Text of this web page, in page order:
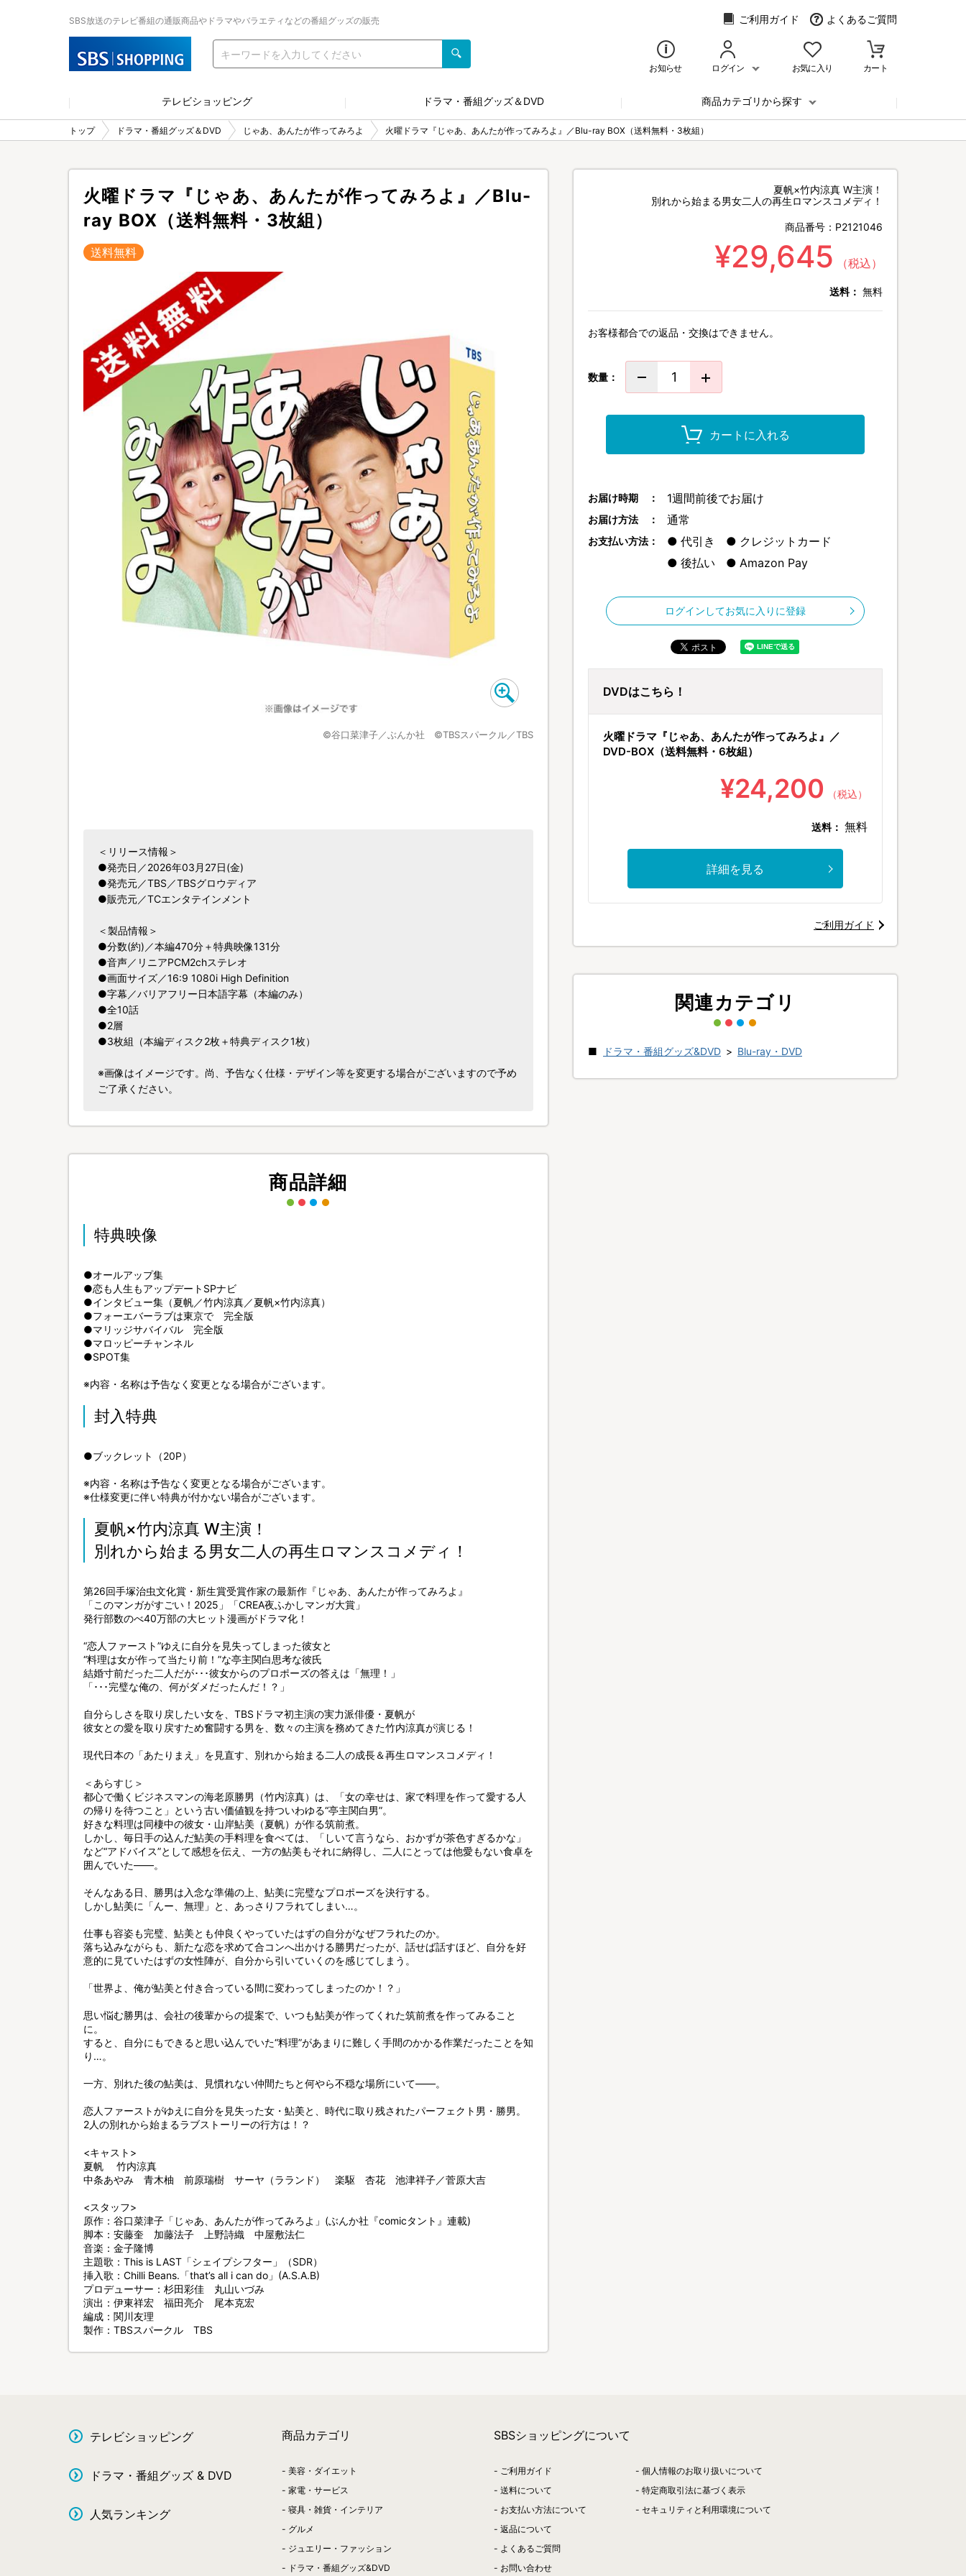
SBS放送のテレビ番組の通販商品やドラマやバラエティなどの番組グッズの販売 ご利用ガイド よくあるご質問
お知らせ ログイン お気に入り カート
テレビショッピング ドラマ・番組グッズ＆DVD 商品カテゴリから探す
トップ ドラマ・番組グッズ＆DVD じゃあ、あんたが作ってみろよ 火曜ドラマ『じゃあ、あんたが作ってみろよ』／Blu-ray BOX（送料無料・3枚組）
火曜ドラマ『じゃあ、あんたが作ってみろよ』／Blu-
ray BOX（送料無料・3枚組）
送料無料
©谷口菜津子／ぶんか社 ©TBSスパークル／TBS
＜リリース情報＞
●発売日／2026年03月27日(金)
●発売元／TBS／TBSグロウディア
●販売元／TCエンタテインメント
＜製品情報＞
●分数(約)／本編470分＋特典映像131分
●音声／リニアPCM2chステレオ
●画面サイズ／16:9 1080i High Definition
●字幕／バリアフリー日本語字幕（本編のみ）
●全10話
●2層
●3枚組（本編ディスク2枚＋特典ディスク1枚）
※画像はイメージです。尚、予告なく仕様・デザイン等を変更する場合がございますので予め
ご了承ください。
商品詳細
特典映像
●オールアップ集
●恋も人生もアップデートSPナビ
●インタビュー集（夏帆／竹内涼真／夏帆×竹内涼真）
●フォーエバーラブは東京で 完全版
●マリッジサバイバル 完全版
●マロッピーチャンネル
●SPOT集
※内容・名称は予告なく変更となる場合がございます。
封入特典
●ブックレット（20P）
※内容・名称は予告なく変更となる場合がございます。
※仕様変更に伴い特典が付かない場合がございます。
夏帆×竹内涼真 W主演！
別れから始まる男女二人の再生ロマンスコメディ！
第26回手塚治虫文化賞・新生賞受賞作家の最新作『じゃあ、あんたが作ってみろよ』
「このマンガがすごい！2025」「CREA夜ふかしマンガ大賞」
発行部数のべ40万部の大ヒット漫画がドラマ化！
“恋人ファースト”ゆえに自分を見失ってしまった彼女と
“料理は女が作って当たり前！”な亭主関白思考な彼氏
結婚寸前だった二人だが･･･彼女からのプロポーズの答えは「無理！」
「･･･完璧な俺の、何がダメだったんだ！？」
自分らしさを取り戻したい女を、TBSドラマ初主演の実力派俳優・夏帆が
彼女との愛を取り戻すため奮闘する男を、数々の主演を務めてきた竹内涼真が演じる！
現代日本の「あたりまえ」を見直す、別れから始まる二人の成長＆再生ロマンスコメディ！
＜あらすじ＞
都心で働くビジネスマンの海老原勝男（竹内涼真）は、「女の幸せは、家で料理を作って愛する人
の帰りを待つこと」という古い価値観を持ついわゆる“亭主関白男”。
好きな料理は同棲中の彼女・山岸鮎美（夏帆）が作る筑前煮。
しかし、毎日手の込んだ鮎美の手料理を食べては、「しいて言うなら、おかずが茶色すぎるかな」
など“アドバイス”として感想を伝え、一方の鮎美もそれに納得し、二人にとっては他愛もない食卓を
囲んでいた――。
そんなある日、勝男は入念な準備の上、鮎美に完璧なプロポーズを決行する。
しかし鮎美に「んー、無理」と、あっさりフラれてしまい…。
仕事も容姿も完璧、鮎美とも仲良くやっていたはずの自分がなぜフラれたのか。
落ち込みながらも、新たな恋を求めて合コンへ出かける勝男だったが、話せば話すほど、自分を好
意的に見ていたはずの女性陣が、自分から引いていくのを感じてしまう。
「世界よ、俺が鮎美と付き合っている間に変わってしまったのか！？」
思い悩む勝男は、会社の後輩からの提案で、いつも鮎美が作ってくれた筑前煮を作ってみること
に。
すると、自分にもできると思い込んでいた“料理”があまりに難しく手間のかかる作業だったことを知
り…。
一方、別れた後の鮎美は、見慣れない仲間たちと何やら不穏な場所にいて――。
恋人ファーストがゆえに自分を見失った女・鮎美と、時代に取り残されたパーフェクト男・勝男。
2人の別れから始まるラブストーリーの行方は！？
<キャスト>
夏帆 竹内涼真
中条あやみ 青木柚 前原瑞樹 サーヤ（ラランド） 楽駆 杏花 池津祥子／菅原大吉
<スタッフ>
原作：谷口菜津子「じゃあ、あんたが作ってみろよ」(ぶんか社『comicタント』連載)
脚本：安藤奎 加藤法子 上野詩織 中屋敷法仁
音楽：金子隆博
主題歌：This is LAST「シェイプシフター」（SDR）
挿入歌：Chilli Beans.「that’s all i can do」(A.S.A.B)
プロデューサー：杉田彩佳 丸山いづみ
演出：伊東祥宏 福田亮介 尾本克宏
編成：関川友理
製作：TBSスパークル TBS
夏帆×竹内涼真 W主演！
別れから始まる男女二人の再生ロマンスコメディ！
商品番号： P2121046
¥29,645 （税込）
送料： 無料
お客様都合での返品・交換はできません。
数量：
カートに入れる
お届け時期 ： 1週間前後でお届け
お届け方法 ： 通常
お支払い方法： 代引き
クレジットカード
後払い
Amazon Pay
ログインしてお気に入りに登録
DVDはこちら！
火曜ドラマ『じゃあ、あんたが作ってみろよ』／
DVD-BOX（送料無料・6枚組）
¥24,200 （税込）
送料： 無料
詳細を見る
ご利用ガイド
関連カテゴリ
ドラマ・番組グッズ&DVD > Blu-ray・DVD
テレビショッピング
ドラマ・番組グッズ & DVD
人気ランキング
商品カテゴリ
美容・ダイエット
家電・サービス
寝具・雑貨・インテリア
グルメ
ジュエリー・ファッション
ドラマ・番組グッズ&DVD
SBSショッピングについて
ご利用ガイド
送料について
お支払い方法について
返品について
よくあるご質問
お問い合わせ
個人情報のお取り扱いについて
特定商取引法に基づく表示
セキュリティと利用環境について